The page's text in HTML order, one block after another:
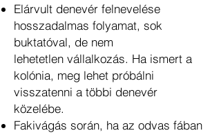
Elárvult denevér felnevelése
hosszadalmas folyamat, sok
buktatóval, de nem
lehetetlen vállalkozás. Ha ismert a
kolónia, meg lehet próbálni
visszatenni a többi denevér
közelébe.
Fakivágás során, ha az odvas fában